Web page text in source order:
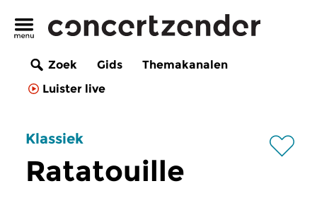
Zoek Gids
Themakanalen
Luister live
Klassiek
Ratatouille